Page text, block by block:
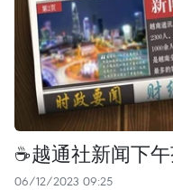
☕️越通社新闻下午
06/12/2023 09:25